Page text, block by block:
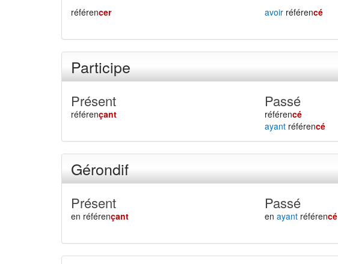
référencer avoir référencé
Participe
Présent
référençant
Passé
référencé
ayant référencé
Gérondif
Présent
en référençant
Passé
enayant référencé